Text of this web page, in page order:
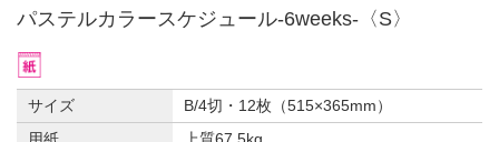
パステルカラースケジュール-6weeks-〈S〉
サイズ
B/4切・12枚（515×365mm）
用紙
上質67.5kg